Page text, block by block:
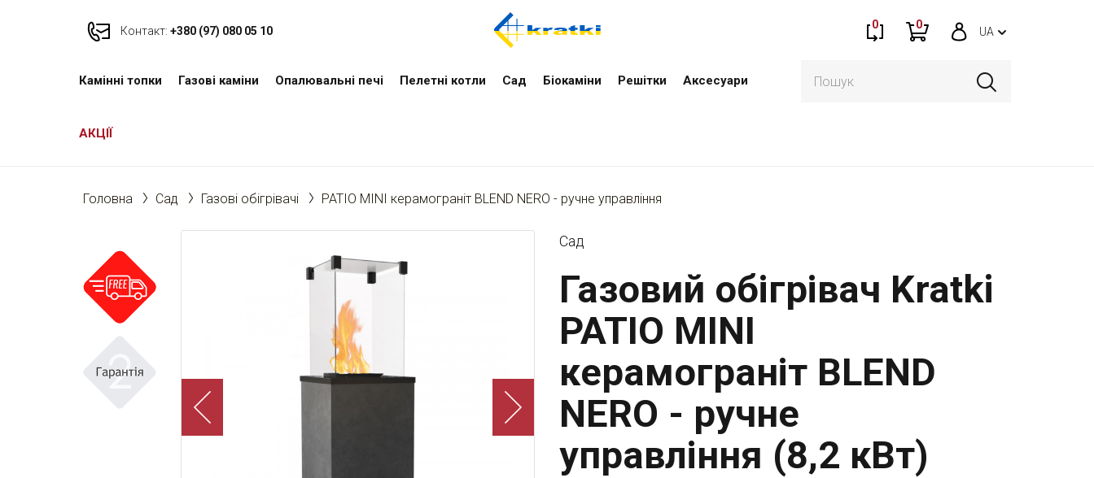
Контакт: +380 (97) 080 05 10 0 0
UA
Камінні топки Газові каміни Опалювальні печі Пелетні котли Cад Біокаміни Решітки Аксесуари
АКЦІЇ
Головна Cад Газові обігрівачі PATIO MINI керамограніт BLEND NERO - ручне управління
Cад
Газовий обігрівач Kratki
PATIO MINI
керамограніт BLEND
NERO - ручне
управління (8,2 кВт)